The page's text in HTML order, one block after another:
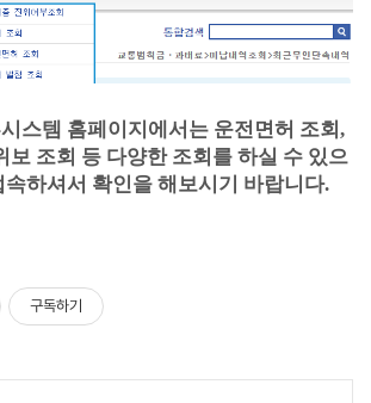
스템 홈페이지에서는 운전면허 조회,
보 조회 등 다양한 조회를 하실 수 있으
하셔서 확인을 해보시기 바랍니다.
구독하기